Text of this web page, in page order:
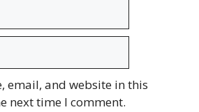
email, and website in this
next time I comment.